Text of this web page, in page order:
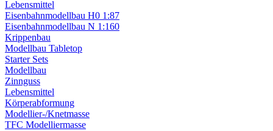
Lebensmittel
Eisenbahnmodellbau H0 1:87
Eisenbahnmodellbau N 1:160
Krippenbau
Modellbau Tabletop
Starter Sets
Modellbau
Zinnguss
Lebensmittel
Körperabformung
Modellier-/Knetmasse
TFC Modelliermasse